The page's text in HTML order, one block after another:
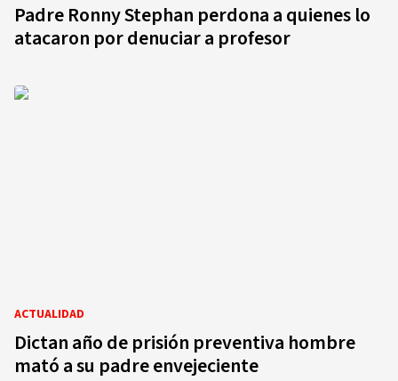
Padre Ronny Stephan perdona a quienes lo
atacaron por denuciar a profesor
ACTUALIDAD
Dictan año de prisión preventiva hombre
mató a su padre envejeciente